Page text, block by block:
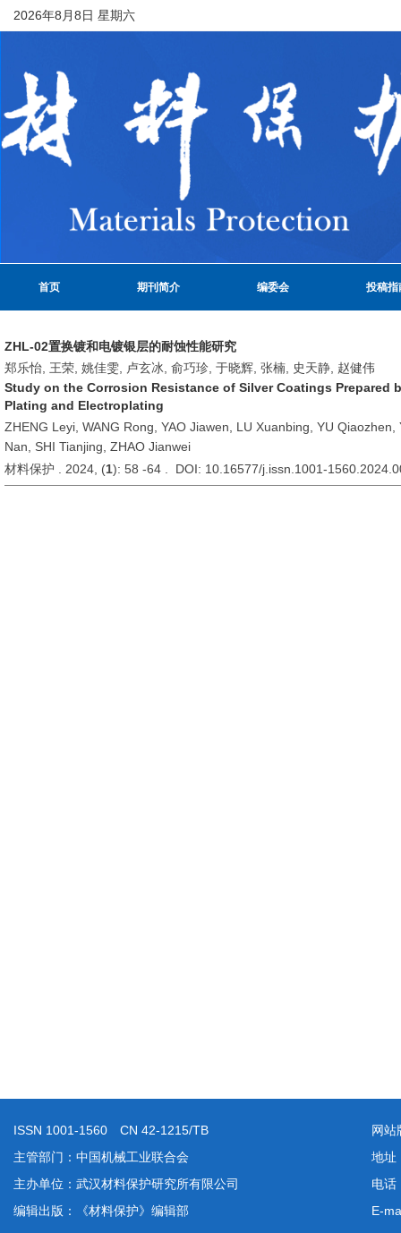
2026年8月8日 星期六
首页 期刊简介 编委会 投稿指
ZHL-02置换镀和电镀银层的耐蚀性能研究
郑乐怡, 王荣, 姚佳雯, 卢玄冰, 俞巧珍, 于晓辉, 张楠, 史天静, 赵健伟
Study on the Corrosion Resistance of Silver Coatings Prepared
Plating and Electroplating
ZHENG Leyi, WANG Rong, YAO Jiawen, LU Xuanbing, YU Qiaozhen,
Nan, SHI Tianjing, ZHAO Jianwei
材料保护 . 2024, (1): 58 -64 . DOI: 10.16577/j.issn.1001-
ISSN 1001-1560 CN 42-1215/TB
主管部门：中国机械工业联合会
主办单位：武汉材料保护研究所有限公司
编辑出版：《材料保护》编辑部
网站
地
电话
E-